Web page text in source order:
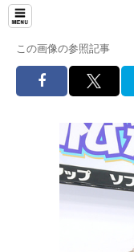
この画像の参照記事